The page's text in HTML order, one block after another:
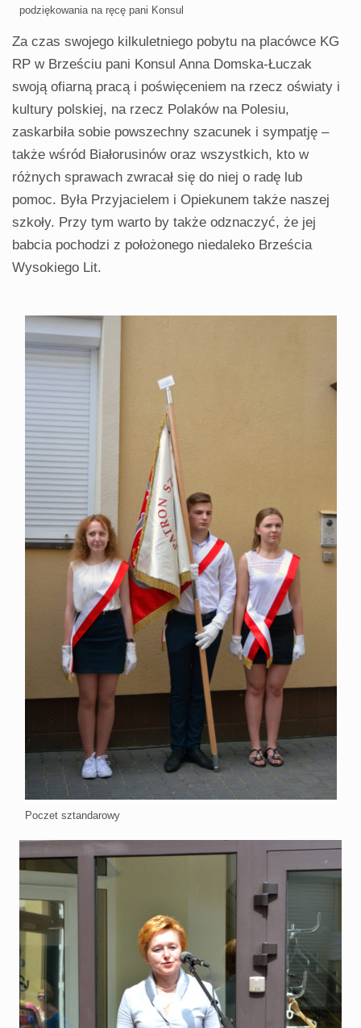
podziękowania na ręcę pani Konsul
Za czas swojego kilkuletniego pobytu na placówce KG
RP w Brześciu pani Konsul Anna Domska-Łuczak
swoją ofiarną pracą i poświęceniem na rzecz oświaty i
kultury polskiej, na rzecz Polaków na Polesiu,
zaskarbiła sobie powszechny szacunek i sympatję –
także wśród Białorusinów oraz wszystkich, kto w
różnych sprawach zwracał się do niej o radę lub
pomoc. Była Przyjacielem i Opiekunem także naszej
szkoły. Przy tym warto by także odznaczyć, że jej
babcia pochodzi z położonego niedaleko Brześcia
Wysokiego Lit.
Poczet sztandarowy